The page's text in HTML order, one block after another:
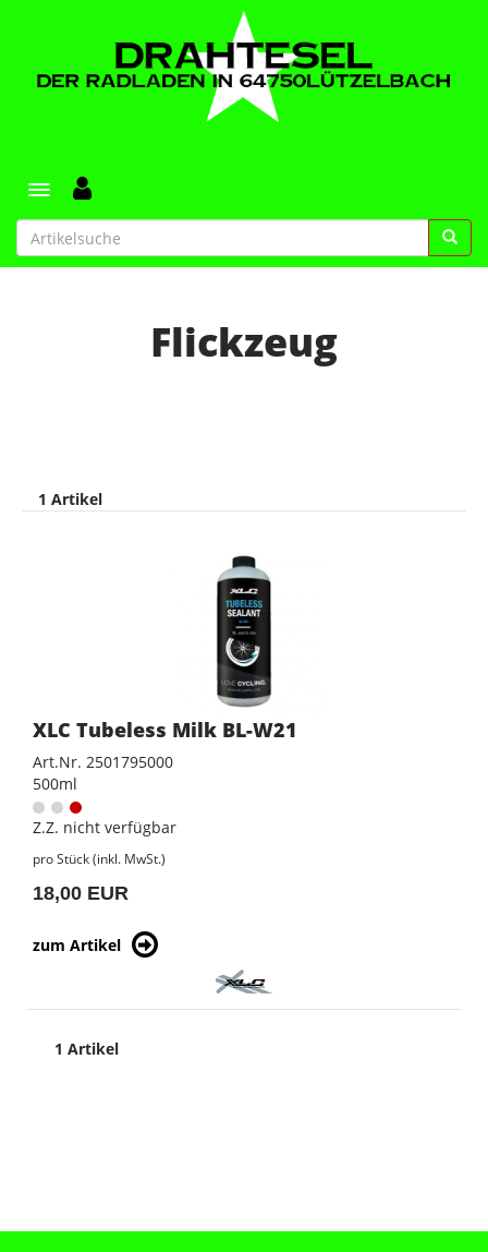
Toggle navigation
Flickzeug
1 Artikel
XLC Tubeless Milk BL-W21
Art.Nr. 2501795000
500ml
Z.Z. nicht verfügbar
pro Stück (inkl. MwSt.)
18,00 EUR
zum Artikel
1 Artikel